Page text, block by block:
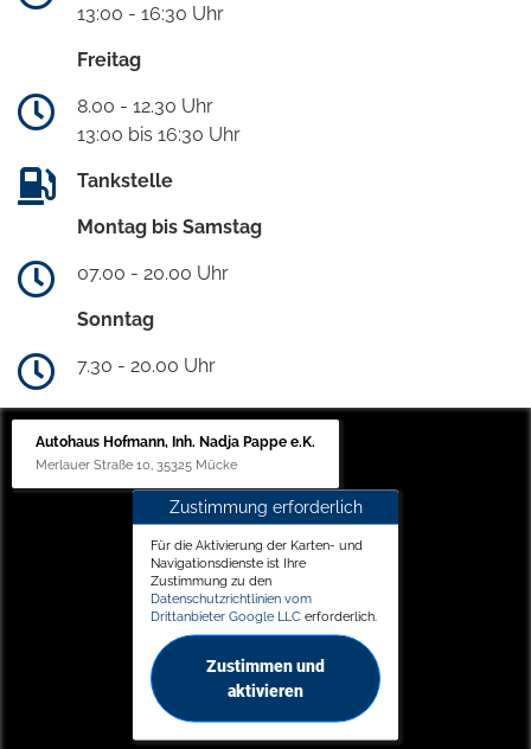
13:00 - 16:30 Uhr
Freitag
8.00 - 12.30 Uhr
13:00 bis 16:30 Uhr
Tankstelle
Montag bis Samstag
07.00 - 20.00 Uhr
Sonntag
7.30 - 20.00 Uhr
Autohaus Hofmann, Inh. Nadja Pappe e.K.
Merlauer Straße 10, 35325 Mücke
Zustimmung erforderlich
Für die Aktivierung der Karten- und
Navigationsdienste ist Ihre
Zustimmung zu den
Datenschutzrichtlinien vom
Drittanbieter Google LLC erforderlich.
Zustimmen und
aktivieren